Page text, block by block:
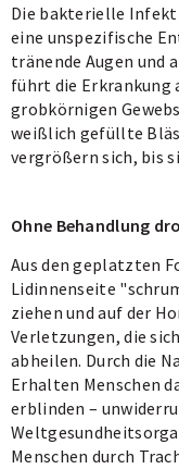
Die bakterielle
eine unspezifische
tränende Augen und
führt die Erkrankung
grobkörnigen
weißlich gefüllte
vergrößern sich, bis
Ohne Behandlung
Aus den geplatzten
Lidinnenseite
ziehen und auf der
Verletzungen, die
abheilen. Durch die
Erhalten Menschen
erblinden –
Menschen durch